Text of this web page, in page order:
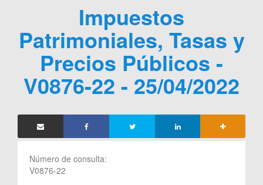
Impuestos
Patrimoniales, Tasas y
Precios Públicos -
V0876-22 - 25/04/2022
Número de consulta:
V0876-22